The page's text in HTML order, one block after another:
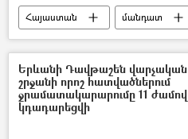
Հայաստան մանդատ
Երևանի Դավթաշեն վարչական
շրջանի որոշ հատվածներում
ջրամատակարարումը 11 ժամով
կդադարեցվի